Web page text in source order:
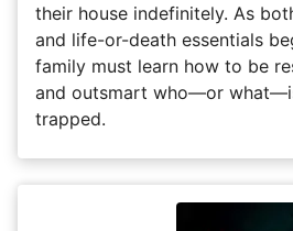
their house indefinitely. As
and life-or-death essentials
family must learn how to be
and outsmart who—or
trapped.